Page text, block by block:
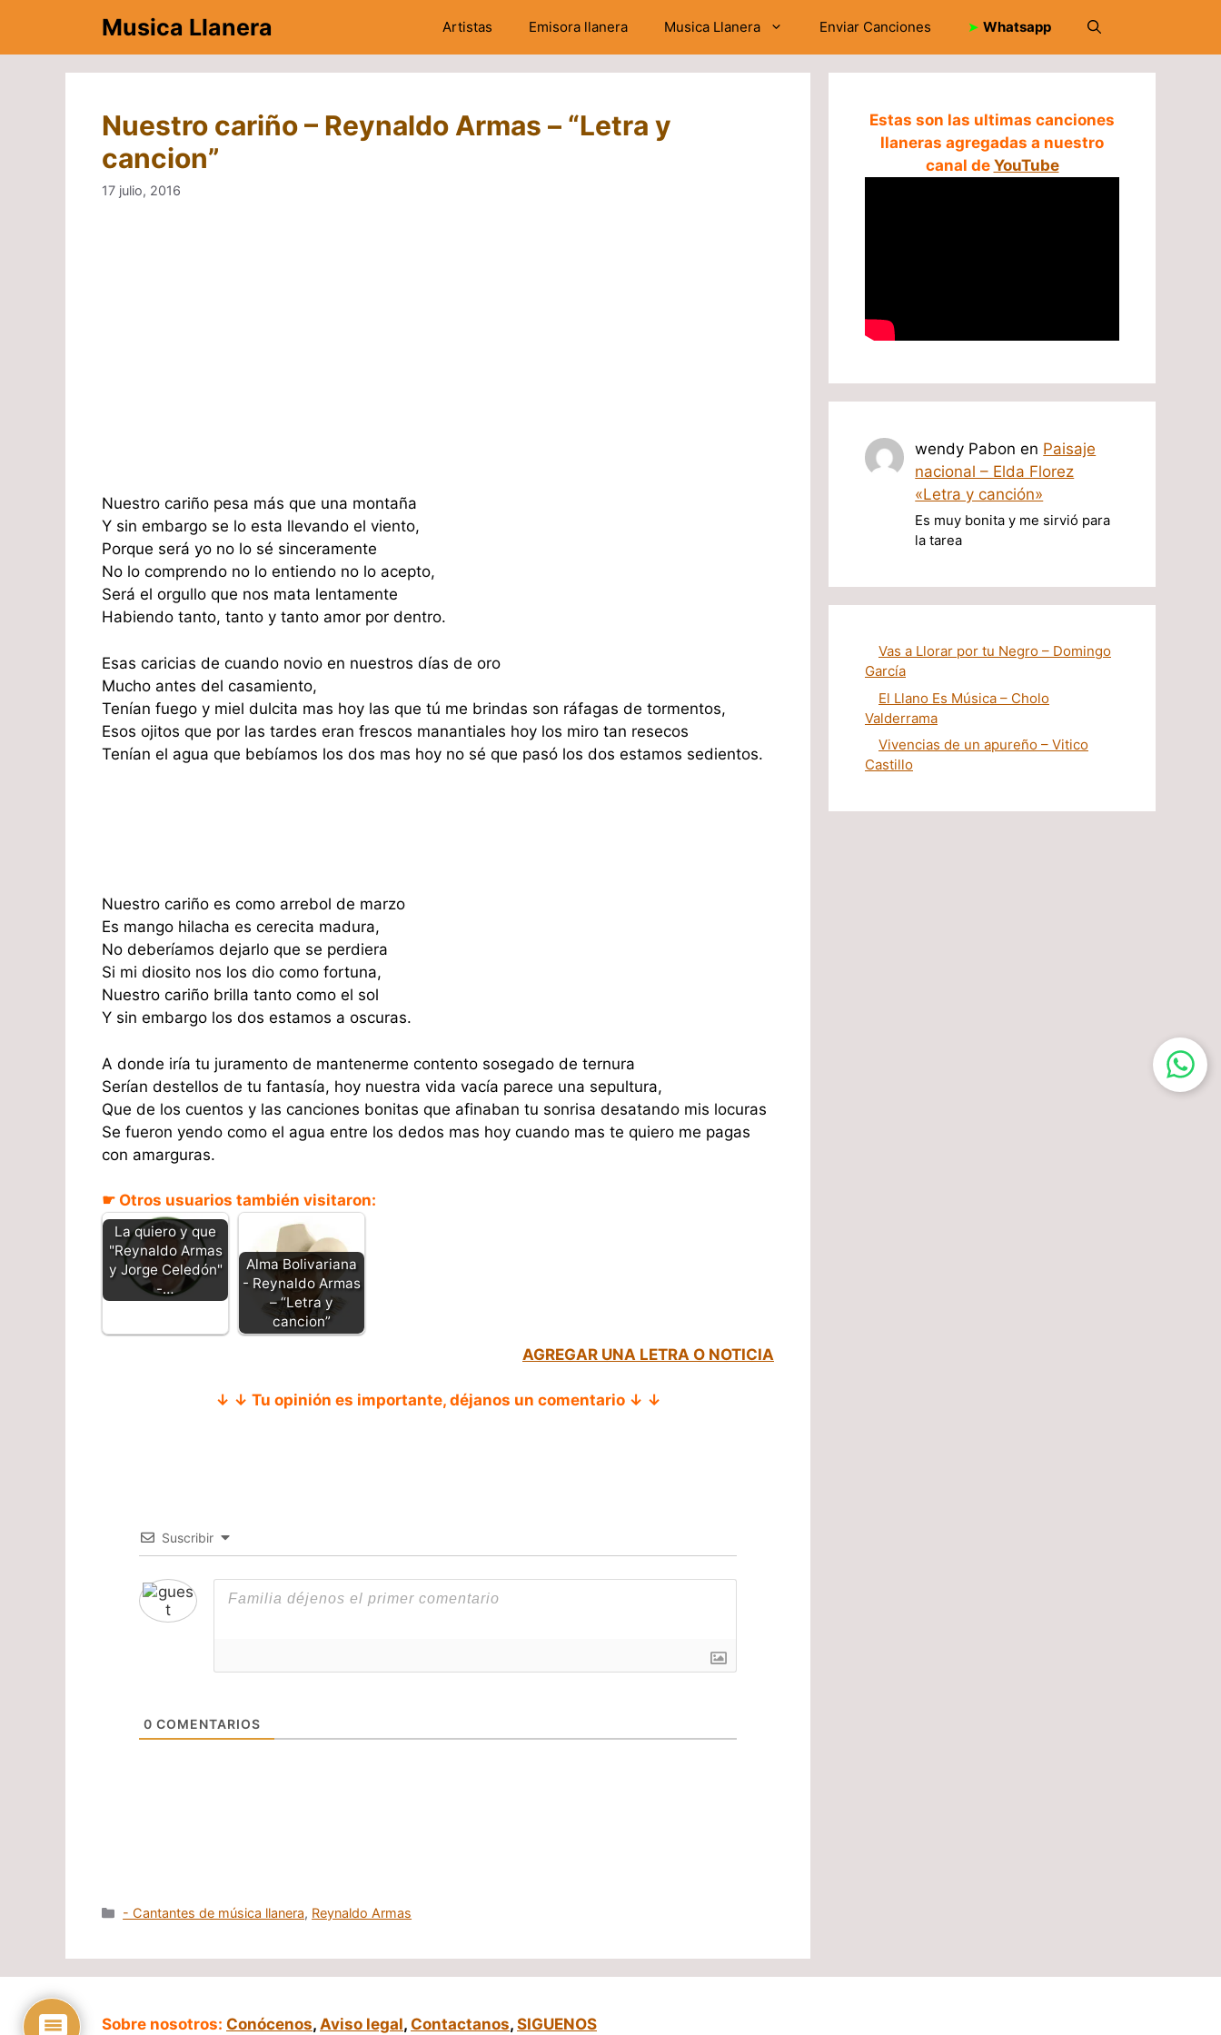
contenido
Musica Llanera Artistas Emisora llanera Musica Llanera Enviar Canciones ➤ Whatsapp
Nuestro cariño – Reynaldo Armas – “Letra y
cancion”
17 julio, 2016
Nuestro cariño pesa más que una montaña
Y sin embargo se lo esta llevando el viento,
Porque será yo no lo sé sinceramente
No lo comprendo no lo entiendo no lo acepto,
Será el orgullo que nos mata lentamente
Habiendo tanto, tanto y tanto amor por dentro.
Esas caricias de cuando novio en nuestros días de oro
Mucho antes del casamiento,
Tenían fuego y miel dulcita mas hoy las que tú me brindas son ráfagas de tormentos,
Esos ojitos que por las tardes eran frescos manantiales hoy los miro tan resecos
Tenían el agua que bebíamos los dos mas hoy no sé que pasó los dos estamos sedientos.
Nuestro cariño es como arrebol de marzo
Es mango hilacha es cerecita madura,
No deberíamos dejarlo que se perdiera
Si mi diosito nos los dio como fortuna,
Nuestro cariño brilla tanto como el sol
Y sin embargo los dos estamos a oscuras.
A donde iría tu juramento de mantenerme contento sosegado de ternura
Serían destellos de tu fantasía, hoy nuestra vida vacía parece una sepultura,
Que de los cuentos y las canciones bonitas que afinaban tu sonrisa desatando mis locuras
Se fueron yendo como el agua entre los dedos mas hoy cuando mas te quiero me pagas
con amarguras.
☛ Otros usuarios también visitaron:
La quiero y que
"Reynaldo Armas
y Jorge Celedón"
-…
Alma Bolivariana
- Reynaldo Armas
– “Letra y
cancion”
AGREGAR UNA LETRA O NOTICIA
↓ ↓ Tu opinión es importante, déjanos un comentario ↓ ↓
Suscribir
0 COMENTARIOS
Categorías
- Cantantes de música llanera, Reynaldo Armas
Estas son las ultimas canciones
llaneras agregadas a nuestro
canal de YouTube
wendy Pabon en Paisaje
nacional – Elda Florez
«Letra y canción»
Es muy bonita y me sirvió para
la tarea
Vas a Llorar por tu Negro – Domingo
García
El Llano Es Música – Cholo
Valderrama
Vivencias de un apureño – Vitico
Castillo
Sobre nosotros: Conócenos, Aviso legal, Contactanos, SIGUENOS